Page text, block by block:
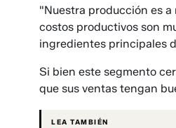
"Nuestra producción es
costos productivos son
ingredientes principales
Si bien este segmento
que sus ventas tengan
LEA TAMBIÉN